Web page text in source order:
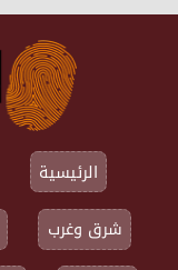
الرئيسية
شرق وغرب